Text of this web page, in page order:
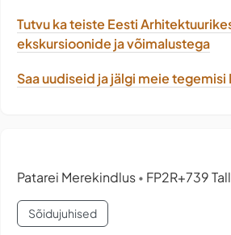
Tutvu ka teiste Eesti
ekskursioonide ja võimalustega
Saa uudiseid ja jälgi meie
Patarei Merekindlus • FP2R+739
Sõidujuhised